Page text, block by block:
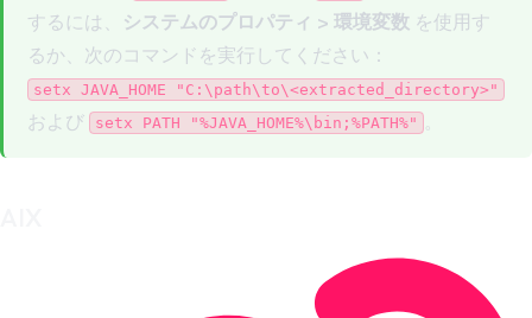
するには、 システムのプロパティ > 環境変数 を使用す
るか、次のコマンドを実行してください：
setx JAVA_HOME "C:\path\to\<extracted_directory>"
および setx PATH "%JAVA_HOME%\bin;%PATH%" 。